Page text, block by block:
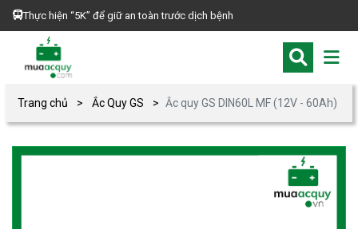
Thực hiện “5K” để giữ an toàn trước dịch bệnh
Trang chủ Ắc Quy GS Ắc quy GS DIN60L MF (12V - 60Ah)